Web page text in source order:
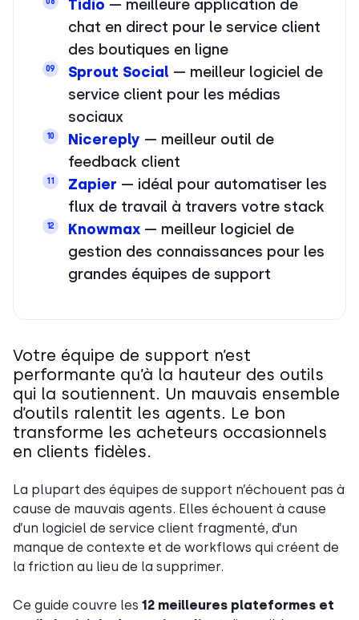
Tidio — meilleure application de
chat en direct pour le service client
des boutiques en ligne
09 Sprout Social — meilleur logiciel de
service client pour les médias
sociaux
10 Nicereply — meilleur outil de
feedback client
11 Zapier — idéal pour automatiser les
flux de travail à travers votre stack
12 Knowmax — meilleur logiciel de
gestion des connaissances pour les
grandes équipes de support
Votre équipe de support n’est
performante qu’à la hauteur des outils
qui la soutiennent. Un mauvais ensemble
d’outils ralentit les agents. Le bon
transforme les acheteurs occasionnels
en clients fidèles.
La plupart des équipes de support n’échouent pas à
cause de mauvais agents. Elles échouent à cause
d’un logiciel de service client fragmenté, d’un
manque de contexte et de workflows qui créent de
la friction au lieu de la supprimer.
Ce guide couvre les 12 meilleures plateformes et